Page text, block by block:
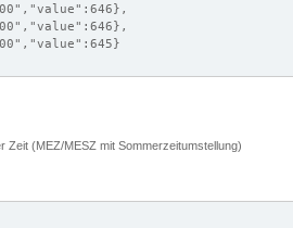
Zeit (MEZ/MESZ mit Sommerzeitumstellung)